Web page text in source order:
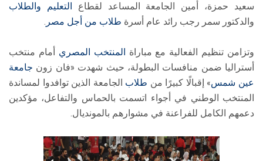
سعيد حمزة، أمين الجامعة المساعد لقطاع
التعليم والطلاب
والدكتور سمر رجب رائد عام أسرة طلاب من أجل مصر .
وتزامن تنظيم الفعالية مع مباراة المنتخب المصري أمام منتخب
أستراليا ضمن منافسات البطولة، حيث شهدت «فان زون جامعة
عين شمس» إقبالًا كبيرًا من طلاب الجامعة الذين توافدوا لمساندة
المنتخب الوطني في أجواء اتسمت بالحماس والتفاعل، مؤكدين
دعمهم الكامل للفراعنة في مشوارهم بالمونديال.